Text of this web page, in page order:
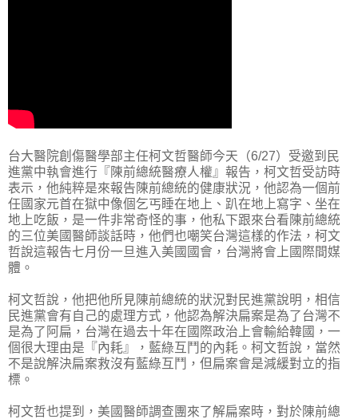
台大醫院創傷醫學部主任柯文哲醫師今天（6/27）受邀到民
進黨中執會進行『陳前總統醫療人權』報告，柯文哲受訪時
表示，他純粹是來報告陳前總統的健康狀況，他認為一個前
任國家元首在獄中像個乞丐睡在地上、趴在地上寫字、坐在
地上吃飯，是一件非常奇怪的事，他私下跟來台看陳前總統
的三位美國醫師談話時，他們也嘲笑台灣這樣的作法，柯文
哲說這報告七月份一旦進入美國國會，台灣將會上國際間媒
體。
柯文哲說，他把他所見陳前總統的狀況對民進黨說明，相信
民進黨會有自己的處理方式，他認為解決扁案是為了台灣不
是為了阿扁，台灣在過去十年在國際政治上會輸給韓國，一
個很大理由是『內耗』，藍綠互鬥的內耗。柯文哲說，當然
不是說解決扁案救沒有藍綠互鬥，但扁案會是減緩對立的指
標。
柯文哲也提到，美國醫師調查團來了解扁案時，對於陳前總